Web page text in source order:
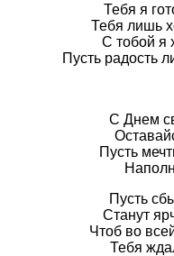
Тебя я
Тебя лишь
С тобой я
Пусть радость
С Днем
Пусть
Пусть
Станут
Чтоб во
Тебя